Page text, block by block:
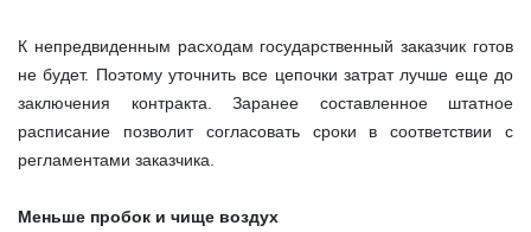
К непредвиденным расходам государственный заказчик готов
не будет. Поэтому уточнить все цепочки затрат лучше еще до
заключения контракта. Заранее составленное штатное
расписание позволит согласовать сроки в соответствии с
регламентами заказчика.
Меньше пробок и чище воздух